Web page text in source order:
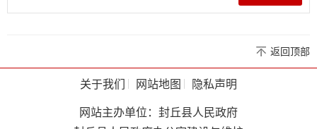
返回顶部
关于我们 网站地图
隐私声明
网站主办单位：封丘县人民政府